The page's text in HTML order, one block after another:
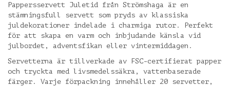
Pappersservett Juletid från Strömshaga är en
stämningsfull servett som pryds av klassiska
juldekorationer indelade i charmiga rutor. Perfekt
för att skapa en varm och inbjudande känsla vid
julbordet, adventsfikan eller vintermiddagen.
Servetterna är tillverkade av FSC-certifierat papper
och tryckta med livsmedelssäkra, vattenbaserade
färger. Varje förpackning innehåller 20 servetter,